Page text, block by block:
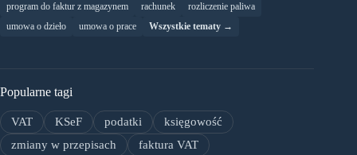
program do faktur z magazynem
rachunek
rozliczenie paliwa
umowa o dzieło
umowa o prace Wszystkie tematy →
Popularne tagi
VAT KSeF podatki
księgowość
zmiany w przepisach
faktura VAT